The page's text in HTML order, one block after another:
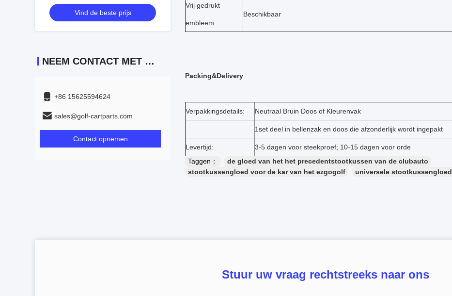
F150 Stootkussengloed
Vind de beste prijs
NEEM CONTACT MET ONS OP
+86 15625594624
sales@golf-cartparts.com
Contact opnemen
Vrij gedrukt
embleem
Beschikbaar
Packing&Delivery
Verpakkingsdetails: Neutraal Bruin Doos of Kleurenvak
1set deel in bellenzak en doos die afzonderlijk wordt ingepakt
Levertijd:
3-5 dagen voor steekproef; 10-15 dagen voor orde
Taggen：
de gloed van het het precedentstootkussen van de clubauto
stootkussengloed voor de kar van het ezgogolf
universele stootkussengloed
Stuur uw vraag rechtstreeks naar ons